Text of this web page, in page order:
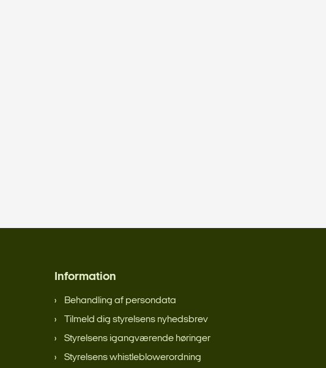
Information
Behandling af persondata
Tilmeld dig styrelsens nyhedsbrev
Styrelsens igangværende høringer
Styrelsens whistleblowerordning